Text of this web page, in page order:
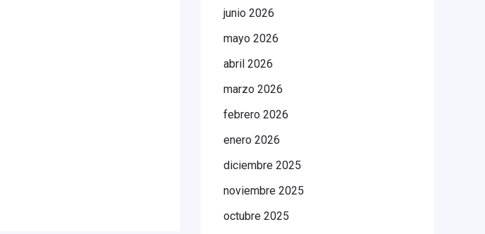
junio 2026
mayo 2026
abril 2026
marzo 2026
febrero 2026
enero 2026
diciembre 2025
noviembre 2025
octubre 2025